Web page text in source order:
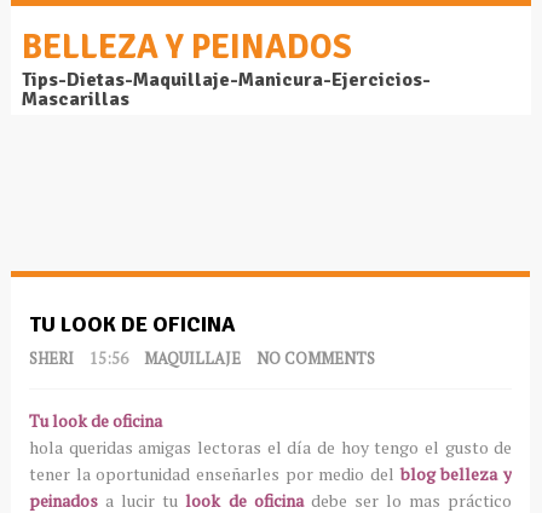
BELLEZA Y PEINADOS
Tips-Dietas-Maquillaje-Manicura-Ejercicios-
Mascarillas
TU LOOK DE OFICINA
SHERI 15:56 MAQUILLAJE NO COMMENTS
Tu look de oficina
hola queridas amigas lectoras el día de hoy tengo el gusto de
tener la oportunidad enseñarles por medio delblog belleza y
peinadosa lucir tulook de oficinadebe ser lo mas práctico